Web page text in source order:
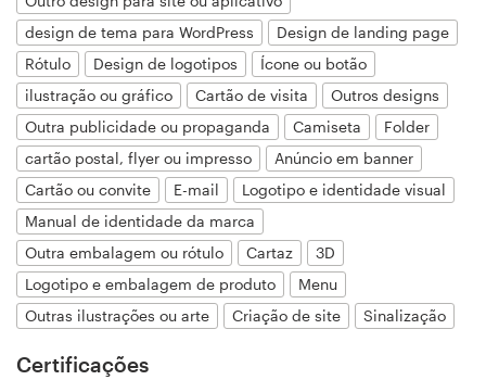
design de tema para WordPress
Design de landing page
Rótulo
Design de logotipos
Ícone ou botão
ilustração ou gráfico
Cartão de visita
Outros designs
Outra publicidade ou propaganda
Camiseta
Folder
cartão postal, flyer ou impresso
Anúncio em banner
Cartão ou convite
E-mail
Logotipo e identidade visual
Manual de identidade da marca
Outra embalagem ou rótulo
Cartaz
3D
Logotipo e embalagem de produto
Menu
Outras ilustrações ou arte
Criação de site Sinalização
Certificações
Pesquisar todas as categorias
Suporte
+49 30 568 37640
Central de Ajuda
Recursos